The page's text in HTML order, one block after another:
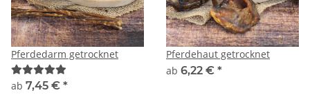
Pferdedarm getrocknet
ab 7,45 € *
Pferdehaut getrocknet
ab 6,22 € *